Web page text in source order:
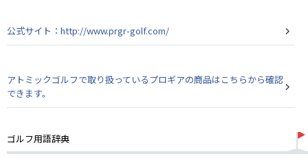
公式サイト：http://www.prgr-golf.com/
アトミックゴルフで取り扱っているプロギアの商品はこちらから確認
できます。
ゴルフ用語辞典